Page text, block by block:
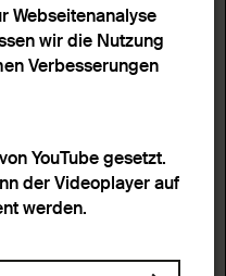
Webseitenanalyse
wir die Nutzung
Verbesserungen
YouTube gesetzt.
der Videoplayer auf
werden.